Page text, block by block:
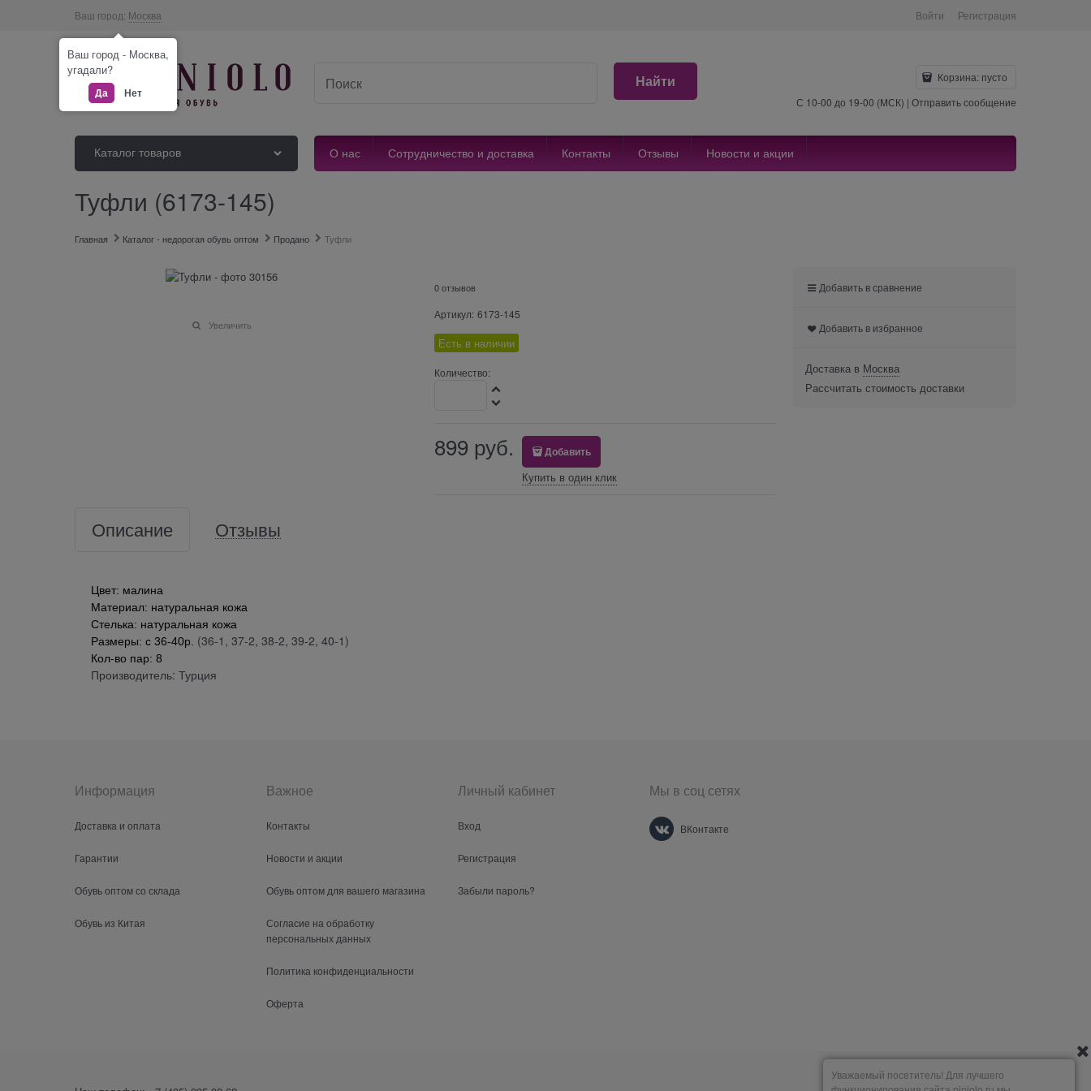
Ваш город: Москва Войти Регистрация
Найти Корзина: пусто
С 10-00 до 19-00 (МСК) | Отправить сообщение
Каталог товаров О нас Сотрудничество и доставка Контакты Отзывы Новости и акции
Туфли (6173-145)
Главная Каталог - недорогая обувь оптом Продано Туфли
Увеличить
0 отзывов
Артикул: 6173-145
Есть в наличии
Количество:
899 руб. Добавить
Купить в один клик
Описание Отзывы
Цвет: малина
Материал: натуральная кожа
Стелька: натуральная кожа
Размеры: с 36-40р. (36-1, 37-2, 38-2, 39-2, 40-1)
Кол-во пар: 8
Производитель: Турция
Добавить в сравнение
Добавить в избранное
Доставка в Москва
Рассчитать стоимость доставки
Информация
Доставка и оплата
Гарантии
Обувь оптом со склада
Обувь из Китая
Важное
Контакты
Новости и акции
Обувь оптом для вашего магазина
Согласие на обработку
персональных данных
Политика конфиденциальности
Оферта
Личный кабинет
Вход
Регистрация
Забыли пароль?
Мы в соц сетях
ВКонтакте
Ваш город - Москва,
угадали?
Да Нет
Уважаемый посетитель! Для лучшего